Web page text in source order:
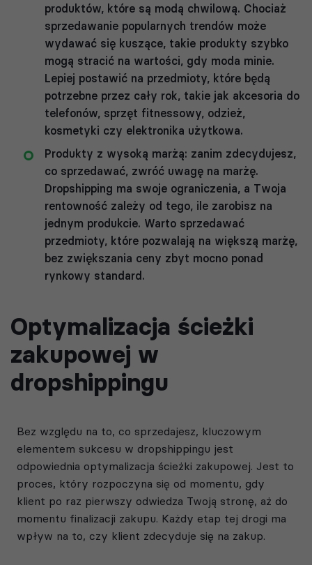
produktów, które są modą chwilową. Chociaż
sprzedawanie popularnych trendów może
wydawać się kuszące, takie produkty szybko
mogą stracić na wartości, gdy moda minie.
Lepiej postawić na przedmioty, które będą
potrzebne przez cały rok, takie jak akcesoria do
telefonów, sprzęt fitnessowy, odzież,
kosmetyki czy elektronika użytkowa.
Produkty z wysoką marżą: zanim zdecydujesz,
co sprzedawać, zwróć uwagę na marżę.
Dropshipping ma swoje ograniczenia, a Twoja
rentowność zależy od tego, ile zarobisz na
jednym produkcie. Warto sprzedawać
przedmioty, które pozwalają na większą marżę,
bez zwiększania ceny zbyt mocno ponad
rynkowy standard.
Optymalizacja ścieżki
zakupowej w
dropshippingu
Bez względu na to, co sprzedajesz, kluczowym
elementem sukcesu w dropshippingu jest
odpowiednia optymalizacja ścieżki zakupowej. Jest to
proces, który rozpoczyna się od momentu, gdy
klient po raz pierwszy odwiedza Twoją stronę, aż do
momentu finalizacji zakupu. Każdy etap tej drogi ma
wpływ na to, czy klient zdecyduje się na zakup.